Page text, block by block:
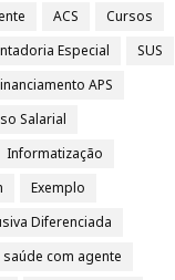
ACS
Cursos
Especial
SUS
APS
Salarial
Informatização
Exemplo
Diferenciada
com agente